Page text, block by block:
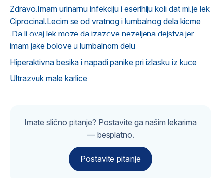
Zdravo.Imam urinarnu infekciju i eserihiju koli dat mi.je lek
Ciprocinal.Lecim se od vratnog i lumbalnog dela kicme
.Da li ovaj lek moze da izazove nezeljena dejstva jer
imam jake bolove u lumbalnom delu
Hiperaktivna besika i napadi panike pri izlasku iz kuce
Ultrazvuk male karlice
Imate slično pitanje? Postavite ga našim lekarima
— besplatno.
Postavite pitanje